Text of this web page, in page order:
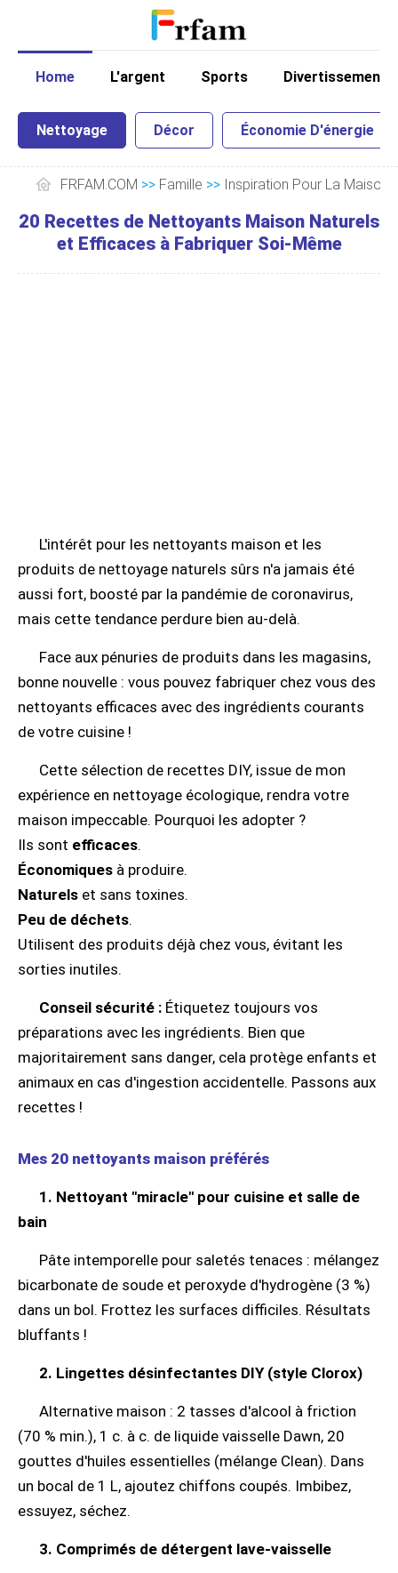
Home L'argent Sports Divertissement
Nettoyage Décor Économie D'énergie
FRFAM.COM >> Famille >> Inspiration Pour La Maison
20 Recettes de Nettoyants Maison Naturels
et Efficaces à Fabriquer Soi-Même
L'intérêt pour les nettoyants maison et les
produits de nettoyage naturels sûrs n'a jamais été
aussi fort, boosté par la pandémie de coronavirus,
mais cette tendance perdure bien au-delà.
Face aux pénuries de produits dans les magasins,
bonne nouvelle : vous pouvez fabriquer chez vous des
nettoyants efficaces avec des ingrédients courants
de votre cuisine !
Cette sélection de recettes DIY, issue de mon
expérience en nettoyage écologique, rendra votre
maison impeccable. Pourquoi les adopter ?
Ils sont efficaces.
Économiques à produire.
Naturels et sans toxines.
Peu de déchets.
Utilisent des produits déjà chez vous, évitant les
sorties inutiles.
Conseil sécurité : Étiquetez toujours vos
préparations avec les ingrédients. Bien que
majoritairement sans danger, cela protège enfants et
animaux en cas d'ingestion accidentelle. Passons aux
recettes !
Mes 20 nettoyants maison préférés
1. Nettoyant "miracle" pour cuisine et salle de
bain
Pâte intemporelle pour saletés tenaces : mélangez
bicarbonate de soude et peroxyde d'hydrogène (3 %)
dans un bol. Frottez les surfaces difficiles. Résultats
bluffants !
2. Lingettes désinfectantes DIY (style Clorox)
Alternative maison : 2 tasses d'alcool à friction
(70 % min.), 1 c. à c. de liquide vaisselle Dawn, 20
gouttes d'huiles essentielles (mélange Clean). Dans
un bocal de 1 L, ajoutez chiffons coupés. Imbibez,
essuyez, séchez.
3. Comprimés de détergent lave-vaisselle